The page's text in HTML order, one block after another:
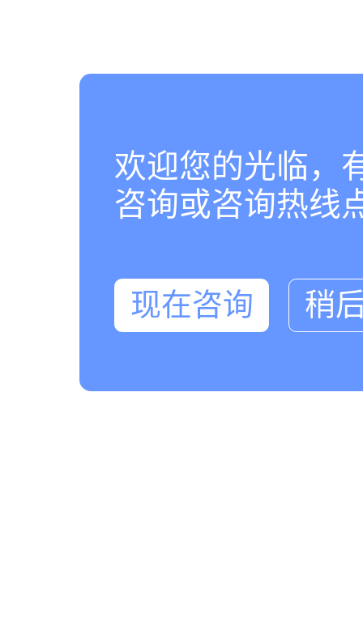
欢迎您的光临，
咨询或咨询热线
现在咨询 稍